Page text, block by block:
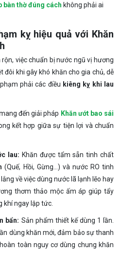
bàn thờ đúng cách không phải ai
kỵ hiệu quả với Khăn
việc chuẩn bị nước ngũ vị hương
đôi khi gây khó khăn cho gia chủ, dễ
phải các điều kiêng kỵ khi lau
đến giải pháp Khăn ướt bao sái
kết hợp giữa sự tiện lợi và chuẩn
lau: Khăn được tẩm sẵn tinh chất
(Quế, Hồi, Gừng…) và nước RO tinh
về việc dùng nước lã lạnh lẽo hay
thơm thảo mộc ấm áp giúp tẩy
khí ngay lập tức.
bẩn: Sản phẩm thiết kế dùng 1 lần.
dùng khăn mới, đảm bảo sự thanh
toàn nguy cơ dùng chung khăn